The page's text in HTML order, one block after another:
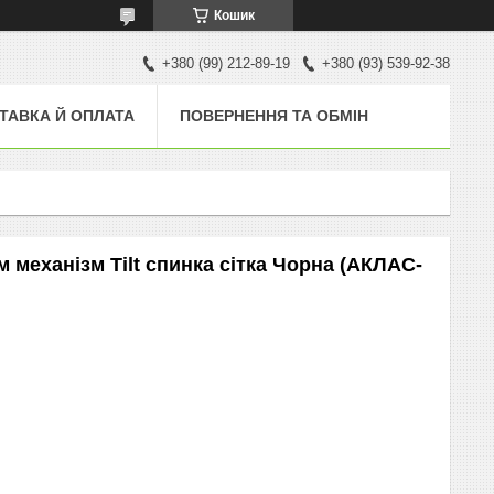
Кошик
+380 (99) 212-89-19 +380 (93) 539-92-38
Й ОПЛАТА ПОВЕРНЕННЯ ТА ОБМІН
механізм Tilt спинка сітка Чорна (АКЛАС-